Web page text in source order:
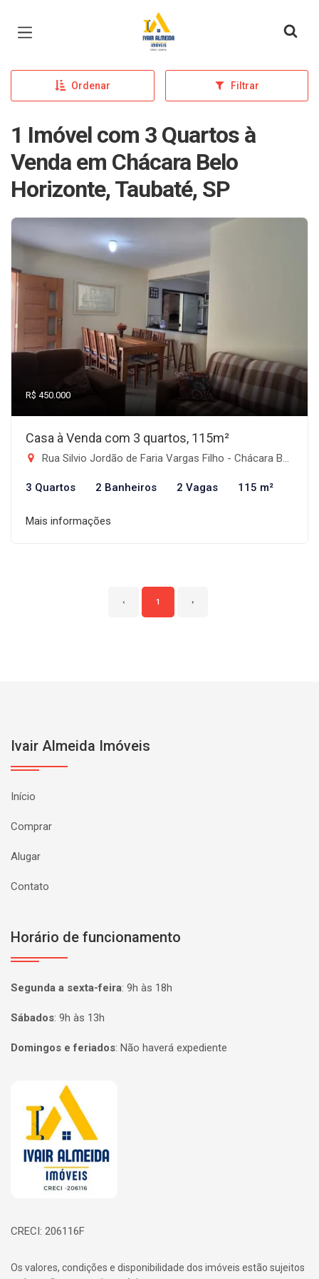
Página inicial
Ordenar Filtrar
1 Imóvel com 3 Quartos à
Venda em Chácara Belo
Horizonte, Taubaté, SP
R$ 450.000
Casa à Venda com 3 quartos, 115m²
Rua Silvio Jordão de Faria Vargas Filho - Chácara Belo Horizonte, Taubaté-SP
3 Quartos 2 Banheiros 2 Vagas 115 m²
Mais informações
‹ 1 ›
Ivair Almeida Imóveis
Início
Comprar
Alugar
Contato
Horário de funcionamento
Segunda a sexta-feira: 9h às 18h
Sábados: 9h às 13h
Domingos e feriados: Não haverá expediente
Página inicial
CRECI: 206116F
Os valores, condições e disponibilidade dos imóveis estão sujeitos